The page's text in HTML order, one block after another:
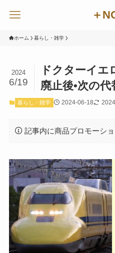
＋
ホーム 暮らし・雑学
ドクターイエ
廃止後•次の
2024
6/19
暮らし・雑学 2024-06-18
記事内に商品プロモーシ